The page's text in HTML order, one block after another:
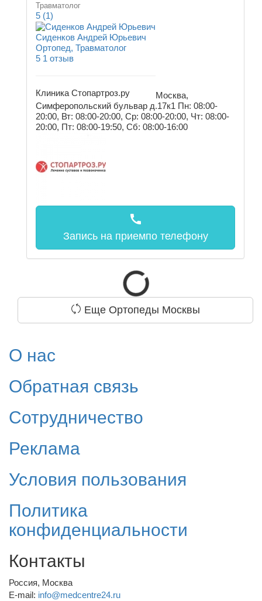
Травматолог
5 (1)
Сиденков Андрей Юрьевич
Ортопед, Травматолог
5 1 отзыв
Клиника Стопартроз.ру
Москва,
Симферопольский бульвар д.17к1 Пн: 08:00-
20:00, Вт: 08:00-20:00, Ср: 08:00-20:00, Чт: 08:00-
20:00, Пт: 08:00-19:50, Сб: 08:00-16:00
call
Запись на приемпо телефону
Еще Ортопеды Москвы
О нас
Обратная связь
Сотрудничество
Реклама
Условия пользования
Политика
конфиденциальности
Контакты
Россия, Москва
E-mail: info@medcentre24.ru